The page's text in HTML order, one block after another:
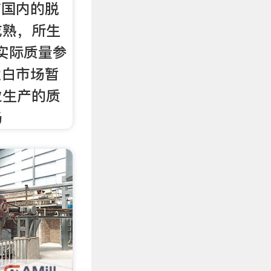
内的脱
，所生
际质量参
市场暂
产的质